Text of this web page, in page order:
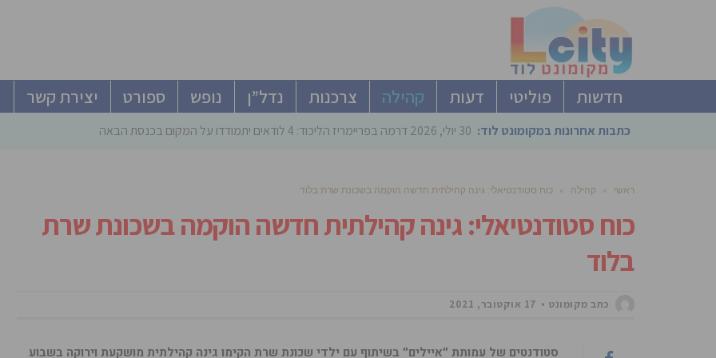
חדשות פוליטי דעות קהילה צרכנות נדל”ן נופש ספורט יצירת קשר
כתבות אחרונות במקומונט לוד: 30 יולי, 2026 דרמה בפריימריז הליכוד: 4 לודאים יתמודדו על המקום בכנסת הבאה
ראשי » קהילה » כוח סטודנטיאלי: גינה קהילתית חדשה הוקמה בשכונת שרת בלוד
כוח סטודנטיאלי: גינה קהילתית חדשה הוקמה בשכונת שרת
בלוד
כתב מקומונט 17 אוקטובר, 2021
סטודנטים של עמותת ״איילים״ בשיתוף עם ילדי שכונת שרת הקימו גינה קהילתית מושקעת וירוקה בשבוע